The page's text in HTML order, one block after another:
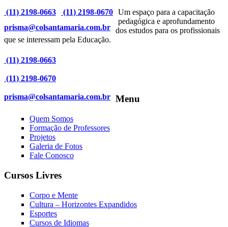
(11) 2198-0663
(11) 2198-0670
prisma@colsantamaria.com.br
Um espaço para a capacitação
pedagógica e aprofundamento
dos estudos para os profissionais
que se interessam pela Educação.
(11) 2198-0663
(11) 2198-0670
prisma@colsantamaria.com.br Menu
Quem Somos
Formação de Professores
Projetos
Galeria de Fotos
Fale Conosco
Cursos Livres
Corpo e Mente
Cultura – Horizontes Expandidos
Esportes
Cursos de Idiomas